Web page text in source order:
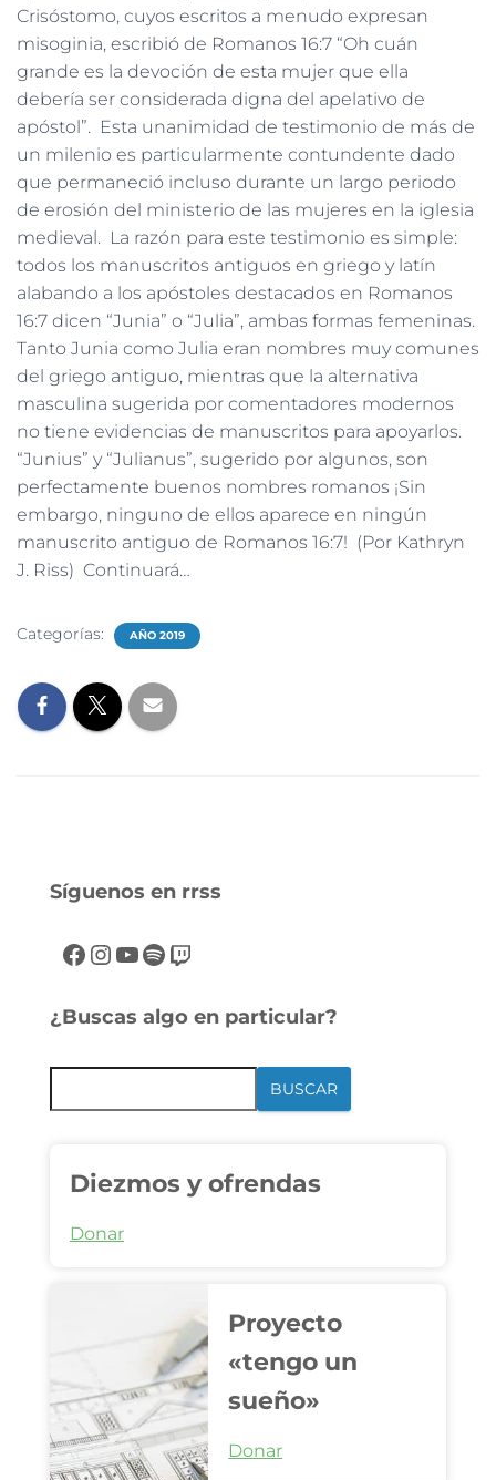
Crisóstomo, cuyos escritos a menudo expresan
misoginia, escribió de Romanos 16:7 “Oh cuán
grande es la devoción de esta mujer que ella
debería ser considerada digna del apelativo de
apóstol”. Esta unanimidad de testimonio de más de
un milenio es particularmente contundente dado
que permaneció incluso durante un largo periodo
de erosión del ministerio de las mujeres en la iglesia
medieval. La razón para este testimonio es simple:
todos los manuscritos antiguos en griego y latín
alabando a los apóstoles destacados en Romanos
16:7 dicen “Junia” o “Julia”, ambas formas femeninas.
Tanto Junia como Julia eran nombres muy comunes
del griego antiguo, mientras que la alternativa
masculina sugerida por comentadores modernos
no tiene evidencias de manuscritos para apoyarlos.
“Junius” y “Julianus”, sugerido por algunos, son
perfectamente buenos nombres romanos ¡Sin
embargo, ninguno de ellos aparece en ningún
manuscrito antiguo de Romanos 16:7! (Por Kathryn
J. Riss) Continuará…
Categorías: AÑO 2019
Síguenos en rrss
¿Buscas algo en particular?
BUSCAR
Diezmos y ofrendas
Donar
Proyecto
«tengo un
sueño»
Donar